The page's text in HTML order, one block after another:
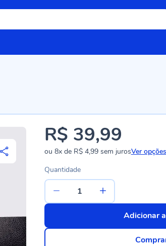
R$ 39,99
ou 8xde R$ 4,99sem jurosVer opções
Quantidade
Adicionar